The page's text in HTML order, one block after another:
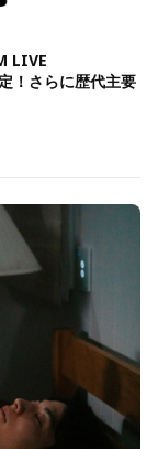
LIVE
！さらに歴代主要